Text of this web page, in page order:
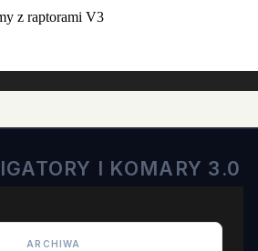
I KOMARY 3.0
ARCHIWA